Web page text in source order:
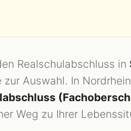
Realschulabschluss in
zur Auswahl. In
Weg zu Ihrer